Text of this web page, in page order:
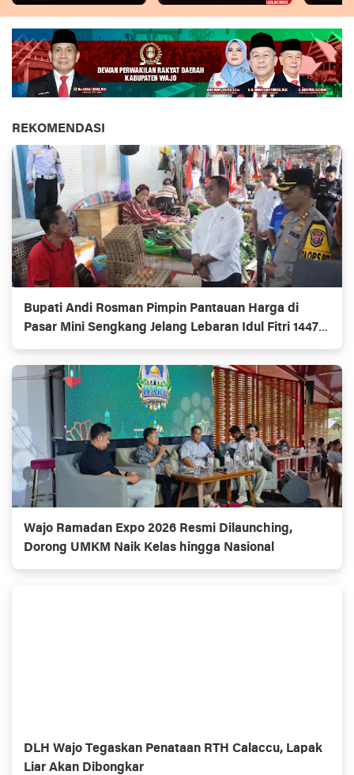
REKOMENDASI
Bupati Andi Rosman Pimpin Pantauan Harga di
Pasar Mini Sengkang Jelang Lebaran Idul Fitri 1447
H
Wajo Ramadan Expo 2026 Resmi Dilaunching,
Dorong UMKM Naik Kelas hingga Nasional
DLH Wajo Tegaskan Penataan RTH Calaccu, Lapak
Liar Akan Dibongkar